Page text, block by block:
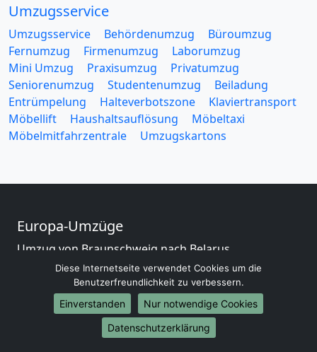
Umzugsservice
Umzugsservice Behördenumzug
Büroumzug
Fernumzug
Firmenumzug
Laborumzug
Mini Umzug
Praxisumzug
Privatumzug
Seniorenumzug
Studentenumzug
Beiladung
Entrümpelung
Halteverbotszone
Klaviertransport
Möbellift
Haushaltsauflösung
Möbeltaxi
Möbelmitfahrzentrale
Umzugskartons
Europa-Umzüge
Umzug von Braunschweig nach Belarus
Umzug von Braunschweig nach Belgien
Umzug von Braunschweig nach Bulgarien
Umzug von Braunschweig nach Dänemark
Umzug von Braunschweig nach England
Umzug von Braunschweig nach Portugal
Diese Internetseite verwendet Cookies um die
Benutzerfreundlichkeit zu verbessern.
Einverstanden
Nur notwendige Cookies
Datenschutzerklärung